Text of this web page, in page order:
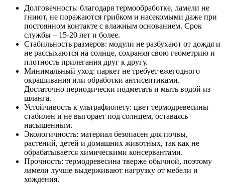
Долговечность: благодаря термообработке, ламели не
гниют, не поражаются грибком и насекомыми даже при
постоянном контакте с влажным основанием. Срок
службы – 15-20 лет и более.
Стабильность размеров: модули не разбухают от дождя и
не рассыхаются на солнце, сохраняя свою геометрию и
плотность прилегания друг к другу.
Минимальный уход: паркет не требует ежегодного
окрашивания или обработки антисептиками.
Достаточно периодически подметать и мыть водой из
шланга.
Устойчивость к ультрафиолету: цвет термодревесины
стабилен и не выгорает под солнцем, оставаясь
насыщенным.
Экологичность: материал безопасен для почвы,
растений, детей и домашних животных, так как не
обрабатывается химическими консервантами.
Прочность: термодревесина тверже обычной, поэтому
ламели лучше выдерживают нагрузку от мебели и
хождения.